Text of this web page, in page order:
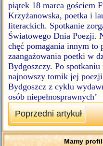
piątek 18 marca gościem
Krzyżanowska, poetka i
literackich. Spotkanie
Światowego Dnia Poezji.
chęć pomagania innym to
zaangażowania poetki w
Bydgoszczy. Po spotkaniu
najnowszy tomik jej
Bydgoszcz z cyklu
osób niepełnosprawnych"
Poprzedni artykuł
Mamy